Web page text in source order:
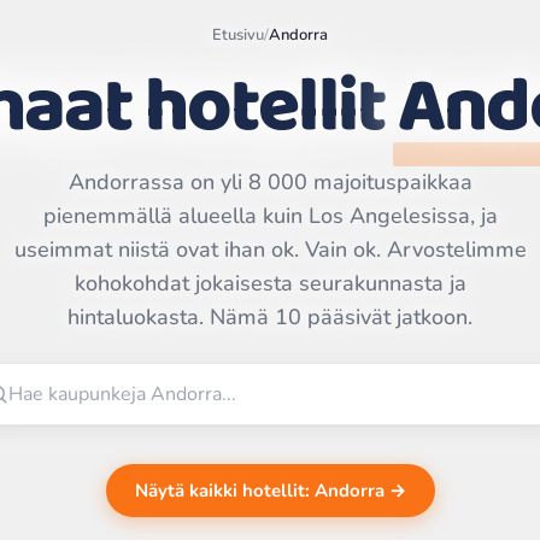
Leaflet|©
contributors | ©
Etusivu/Andorra
hotellit
Andorrassa on yli 8 000 majoituspaikkaa
pienemmällä alueella kuin Los Angelesissa, ja
useimmat niistä ovat ihan ok. Vain ok. Arvostelimme
kohokohdat jokaisesta seurakunnasta ja
hintaluokasta. Nämä 10 pääsivät jatkoon.
Näytä kaikki hotellit: Andorra →